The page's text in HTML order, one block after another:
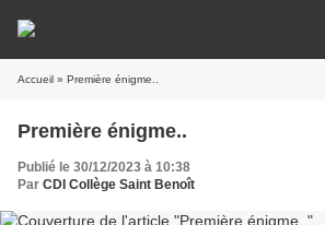
Accueil » Première énigme..
Première énigme..
Publié le 30/12/2023 à 10:38
Par CDI Collège Saint Benoît